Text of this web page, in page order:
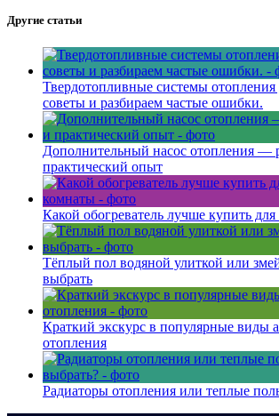
Другие статьи
Твердотопливные системы
советы и разбираем частые ошибки.
Дополнительный насос отопления —
практический опыт
Какой обогреватель лучше купить
Тёплый пол водяной улиткой или
выбрать
Краткий экскурс в популярные виды
отопления
Радиаторы отопления или теплые